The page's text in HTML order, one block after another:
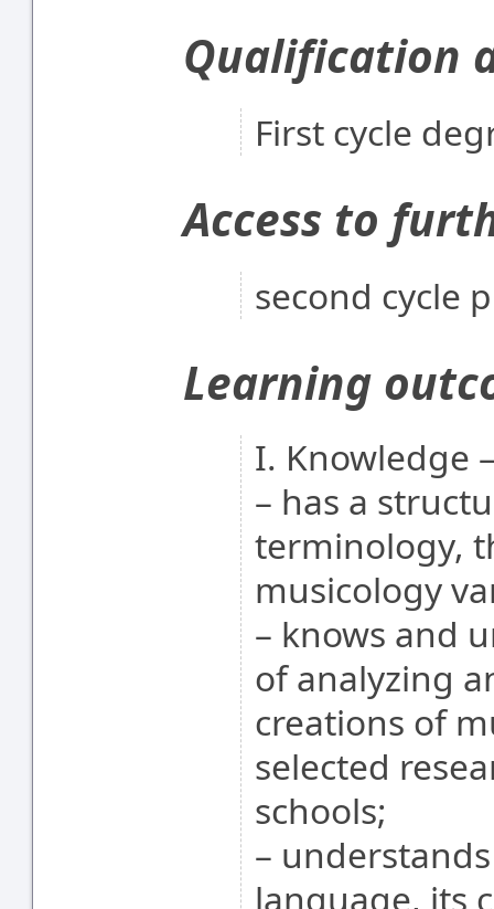
Qualification
First cycle
Access to
second cycle
Learning
I. Knowledge
– has a
terminology,
musicology
– knows and
of analyzing
creations of
selected
schools;
–
language, its